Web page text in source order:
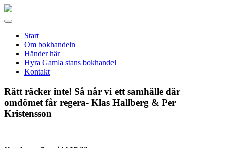
Gamla
Meny
Start
Om bokhandeln
Händer här
Hyra Gamla stans bokhandel
Kontakt
Rätt räcker inte! Så når vi ett samhälle där
omdömet får regera- Klas Hallberg & Per
Kristensson